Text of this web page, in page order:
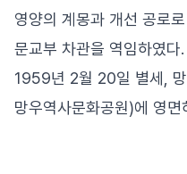
영양의 계몽과 개선 공로
문교부 차관을 역임하였다.
1959년 2월 20일 별세,
망우역사문화공원)에 영면